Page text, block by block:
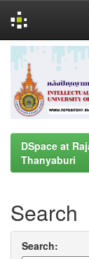
navigation
DSpace at
Thanyaburi
Search
Search: